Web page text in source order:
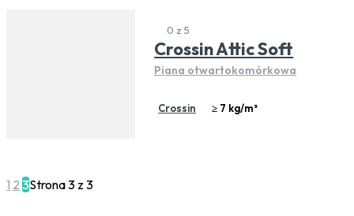
0 z 5
Crossin Attic Soft
Piana otwartokomórkowa
Crossin ≥ 7 kg/m³
1 2 3Strona 3 z 3